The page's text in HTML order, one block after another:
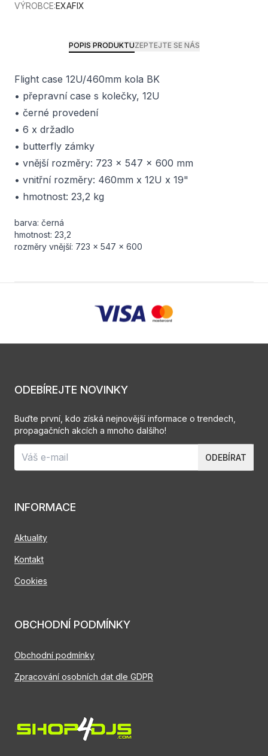
VÝROBCE:EXAFIX
POPIS PRODUKTUZEPTEJTE SE NÁS
Flight case 12U/460mm kola BK
• přepravní case s kolečky, 12U
• černé provedení
• 6 x držadlo
• butterfly zámky
• vnější rozměry: 723 x 547 x 600 mm
• vnitřní rozměry: 460mm x 12U x 19"
• hmotnost: 23,2 kg
barva: černá
hmotnost: 23,2
rozměry vnější: 723 x 547 x 600
INFORMACE
Aktuality
Kontakt
Cookies
OBCHODNÍ PODMÍNKY
Obchodní podmínky
Zpracování osobních dat dle GDPR
ODEBÍREJTE NOVINKY
Buďte první, kdo získá nejnovější informace o trendech,
propagačních akcích a mnoho dalšího!
ODEBÍRAT